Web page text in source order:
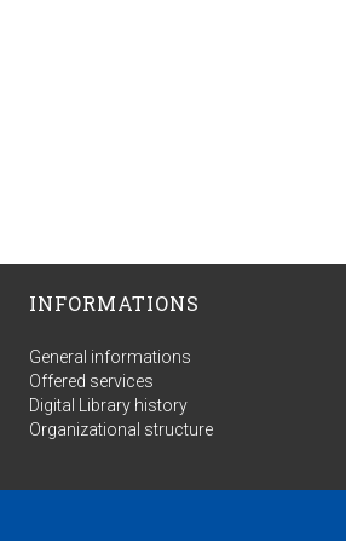
INFORMATIONS
General informations
Offered services
Digital Library history
Organizational structure